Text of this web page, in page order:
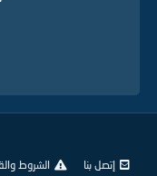
إتصل بنا الشروط